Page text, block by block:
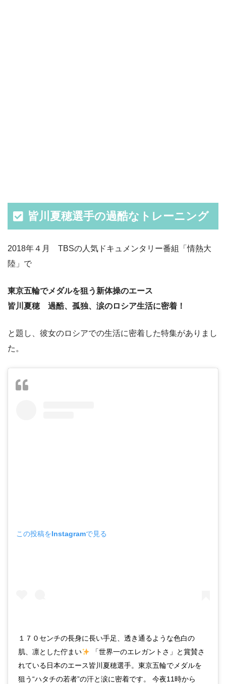
皆川夏穂選手の過酷なトレーニング
2018年４月 TBSの人気ドキュメンタリー番組「情熱大
陸」で
東京五輪でメダルを狙う新体操のエース
皆川夏穂 過酷、孤独、涙のロシア生活に密着！
と題し、彼女のロシアでの生活に密着した特集がありまし
た。
この投稿をInstagramで見る
１７０センチの長身に長い手足、透き通るような色白の
肌、凛とした佇まい
「世界一のエレガントさ」と賞賛さ
れている日本のエース皆川夏穂選手。東京五輪でメダルを
狙う“ハタチの若者”の汗と涙に密着です。 今夜11時から